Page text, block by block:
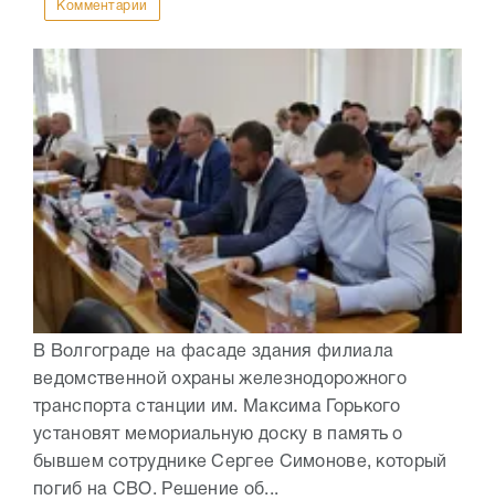
Комментарии
В Волгограде на фасаде здания филиала
ведомственной охраны железнодорожного
транспорта станции им. Максима Горького
установят мемориальную доску в память о
бывшем сотруднике Сергее Симонове, который
погиб на СВО. Решение об...